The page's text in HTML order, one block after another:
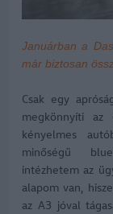
Januárban a
már biztosan
Csak egy
megkönnyíti
kényelmes
minőségű
intézhetem az
alapom van,
az A3 jóval